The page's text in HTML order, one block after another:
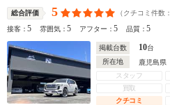
総合評価 5 （クチコミ件数：
接客：5 雰囲気：5 アフター：5 品質：5
掲載台数 10台
所在地
鹿児島県
スタッフ
買取
クチコミ